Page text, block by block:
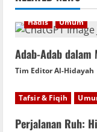
Hadis Umum
Adab-Adab
Tim Editor Al-Hidayah
Tafsir & Fiqih
Perjalanan Ruh: